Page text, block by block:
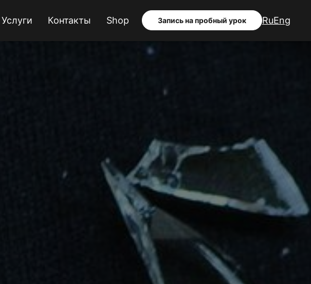
Услуги Контакты Shop Запись на пробный урок RuEng